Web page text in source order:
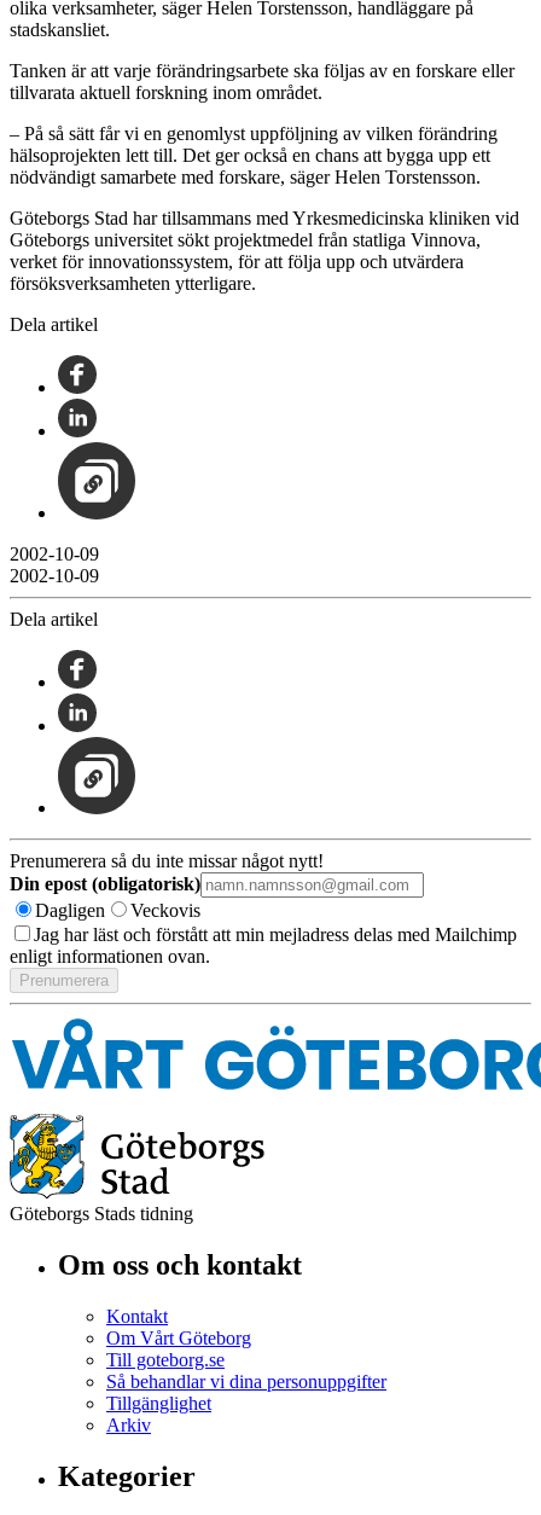
olika verksamheter, säger Helen Torstensson, handläggare på
stadskansliet.
Tanken är att varje förändringsarbete ska följas av en forskare eller
tillvarata aktuell forskning inom området.
– På så sätt får vi en genomlyst uppföljning av vilken förändring
hälsoprojekten lett till. Det ger också en chans att bygga upp ett
nödvändigt samarbete med forskare, säger Helen Torstensson.
Göteborgs Stad har tillsammans med Yrkesmedicinska kliniken vid
Göteborgs universitet sökt projektmedel från statliga Vinnova,
verket för innovationssystem, för att följa upp och utvärdera
försöksverksamheten ytterligare.
Dela artikel
2002-10-09
2002-10-09
Dela artikel
Prenumerera så du inte missar något nytt!
Din epost (obligatorisk)
Dagligen
Veckovis
Jag har läst och förstått att min mejladress delas med Mailchimp
enligt informationen ovan.
Göteborgs Stads tidning
Om oss och kontakt
Kontakt
Om Vårt Göteborg
Till goteborg.se
Så behandlar vi dina personuppgifter
Tillgänglighet
Arkiv
Kategorier